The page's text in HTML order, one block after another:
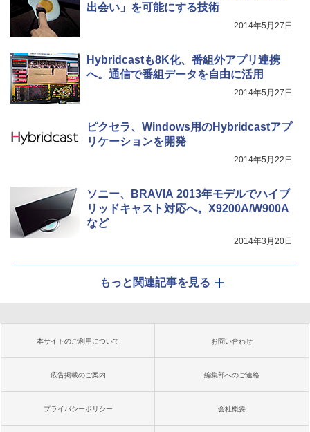
出会い」を可能にする技術
2014年5月27日
Hybridcastも8K化、番組外アプリ連携
へ。通信で番組データを自由に活用
2014年5月27日
ピクセラ、Windows用のHybridcastアプ
リケーションを開発
2014年5月22日
ソニー、BRAVIA 2013年モデルでハイブ
リッドキャスト対応へ。X9200A/W900A
など
2014年3月20日
もっと関連記事を見る
本サイトのご利用について お問い合わせ
広告掲載のご案内 編集部へのご連絡
プライバシーポリシー 会社概要